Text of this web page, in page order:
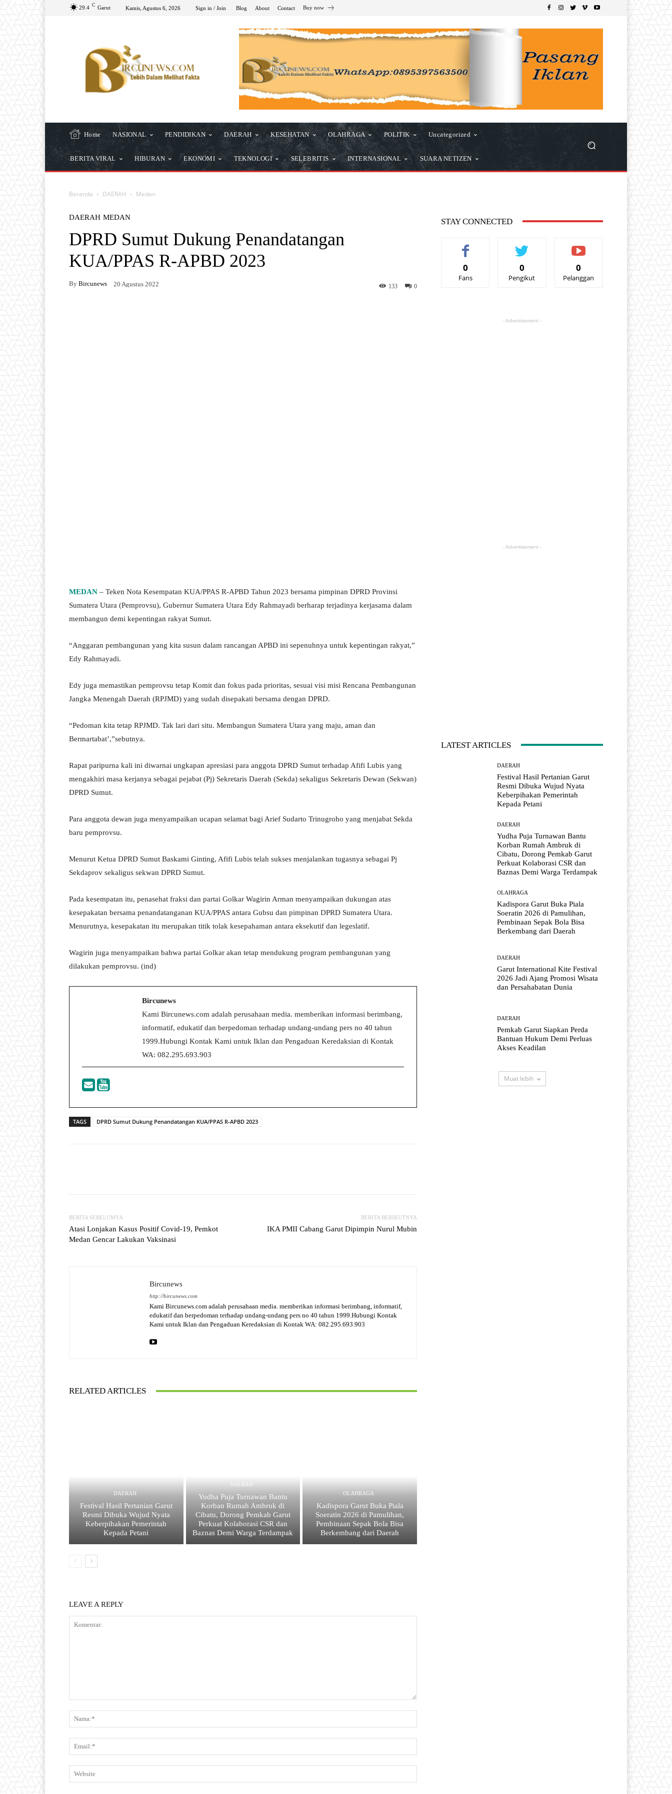
29.4 C Garut Kamis, Agustus 6, 2026 Sign in / Join Blog About Contact Buy now
Home NASIONAL PENDIDIKAN DAERAH KESEHATAN OLAHRAGA POLITIK Uncategorized
BERITA VIRAL HIBURAN EKONOMI TEKNOLOGI SELEBRITIS INTERNASIONAL SUARA NETIZEN
Beranda DAERAH Medan
DAERAH MEDAN
DPRD Sumut Dukung Penandatangan
KUA/PPAS R-APBD 2023
By Bircunews 20 Agustus 2022 0
133
MEDAN – Teken Nota Kesempatan KUA/PPAS R-APBD Tahun 2023 bersama pimpinan DPRD Provinsi
Sumatera Utara (Pemprovsu), Gubernur Sumatera Utara Edy Rahmayadi berharap terjadinya kerjasama dalam
membangun demi kepentingan rakyat Sumut.
“Anggaran pembangunan yang kita susun dalam rancangan APBD ini sepenuhnya untuk kepentingan rakyat,”
Edy Rahmayadi.
Edy juga memastikan pemprovsu tetap Komit dan fokus pada prioritas, sesuai visi misi Rencana Pembangunan
Jangka Menengah Daerah (RPJMD) yang sudah disepakati bersama dengan DPRD.
“Pedoman kita tetap RPJMD. Tak lari dari situ. Membangun Sumatera Utara yang maju, aman dan
Bermartabat’,”sebutnya.
Rapat paripurna kali ini diwarnai ungkapan apresiasi para anggota DPRD Sumut terhadap Afifi Lubis yang
mengakhiri masa kerjanya sebagai pejabat (Pj) Sekretaris Daerah (Sekda) sekaligus Sekretaris Dewan (Sekwan)
DPRD Sumut.
Para anggota dewan juga menyampaikan ucapan selamat bagi Arief Sudarto Trinugroho yang menjabat Sekda
baru pemprovsu.
Menurut Ketua DPRD Sumut Baskami Ginting, Afifi Lubis telah sukses menjalankan tugasnya sebagai Pj
Sekdaprov sekaligus sekwan DPRD Sumut.
Pada kesempatan itu, penasehat fraksi dan partai Golkar Wagirin Arman menyampaikan dukungan atas
kesepakatan bersama penandatanganan KUA/PPAS antara Gubsu dan pimpinan DPRD Sumatera Utara.
Menurutnya, kesepakatan itu merupakan titik tolak kesepahaman antara eksekutif dan legeslatif.
Wagirin juga menyampaikan bahwa partai Golkar akan tetap mendukung program pembangunan yang
dilakukan pemprovsu. (ind)
Bircunews
Kami Bircunews.com adalah perusahaan media. memberikan informasi berimbang,
informatif, edukatif dan berpedoman terhadap undang-undang pers no 40 tahun
1999.Hubungi Kontak Kami untuk Iklan dan Pengaduan Keredaksian di Kontak
WA: 082.295.693.903
TAGS DPRD Sumut Dukung Penandatangan KUA/PPAS R-APBD 2023
BERITA SEBELUMYA
Atasi Lonjakan Kasus Positif Covid-19, Pemkot
Medan Gencar Lakukan Vaksinasi
BERITA BERIKUTNYA
IKA PMII Cabang Garut Dipimpin Nurul Mubin
Bircunews
http://bircunews.com
Kami Bircunews.com adalah perusahaan media. memberikan informasi berimbang, informatif,
edukatif dan berpedoman terhadap undang-undang pers no 40 tahun 1999.Hubungi Kontak
Kami untuk Iklan dan Pengaduan Keredaksian di Kontak WA: 082.295.693.903
RELATED ARTICLES
DAERAH
Festival Hasil Pertanian Garut
Resmi Dibuka Wujud Nyata
Keberpihakan Pemerintah
Kepada Petani
DAERAH
Yudha Puja Turnawan Bantu
Korban Rumah Ambruk di
Cibatu, Dorong Pemkab Garut
Perkuat Kolaborasi CSR dan
Baznas Demi Warga Terdampak
OLAHRAGA
Kadispora Garut Buka Piala
Soeratin 2026 di Pamulihan,
Pembinaan Sepak Bola Bisa
Berkembang dari Daerah
LEAVE A REPLY
STAY CONNECTED
0
Fans
0
Pengikut
0
Pelanggan
- Advertisement -
- Advertisement -
LATEST ARTICLES
DAERAH
Festival Hasil Pertanian Garut
Resmi Dibuka Wujud Nyata
Keberpihakan Pemerintah
Kepada Petani
DAERAH
Yudha Puja Turnawan Bantu
Korban Rumah Ambruk di
Cibatu, Dorong Pemkab Garut
Perkuat Kolaborasi CSR dan
Baznas Demi Warga Terdampak
OLAHRAGA
Kadispora Garut Buka Piala
Soeratin 2026 di Pamulihan,
Pembinaan Sepak Bola Bisa
Berkembang dari Daerah
DAERAH
Garut International Kite Festival
2026 Jadi Ajang Promosi Wisata
dan Persahabatan Dunia
DAERAH
Pemkab Garut Siapkan Perda
Bantuan Hukum Demi Perluas
Akses Keadilan
Muat lebih